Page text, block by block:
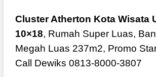
Cluster Atherton Kota Wisata
10×18, Rumah Super Luas,
Megah Luas 237m2, Promo
Call Dewiks 0813-8000-3807